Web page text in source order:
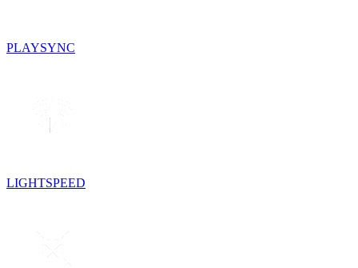
PLAYSYNC
LIGHTSPEED